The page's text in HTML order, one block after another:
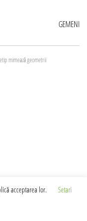
GEMENI
mimează geometrii
acceptarea lor. Setari